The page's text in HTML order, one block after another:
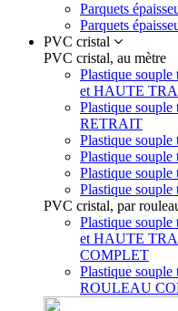
Parquets
Parquets
PVC cristal
PVC cristal, au mètre
Plastique
et HAUTE
Plastique
RETRAIT
Plastique
Plastique
Plastique
Plastique
PVC cristal, par
Plastique
et HAUTE
COMPLET
Plastique
ROULEAU